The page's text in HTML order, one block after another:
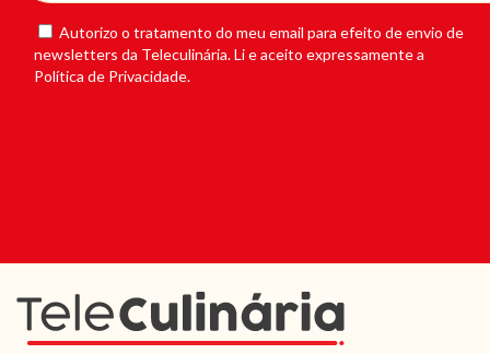
Autorizo o tratamento do meu email para efeito de envio de
newsletters da Teleculinária. Li e aceito expressamente a
Política de Privacidade.